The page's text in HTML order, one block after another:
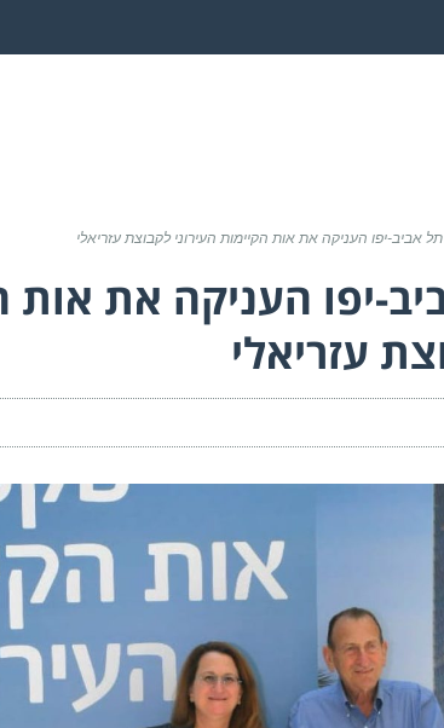
תל אביב-יפו העניקה את אות הקיימות העירוני לקבוצת עזריאלי
יפו העניקה את אות
עזריאלי